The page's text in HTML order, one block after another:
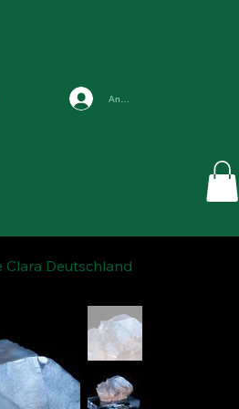
Anmelden
Clara Deutschland